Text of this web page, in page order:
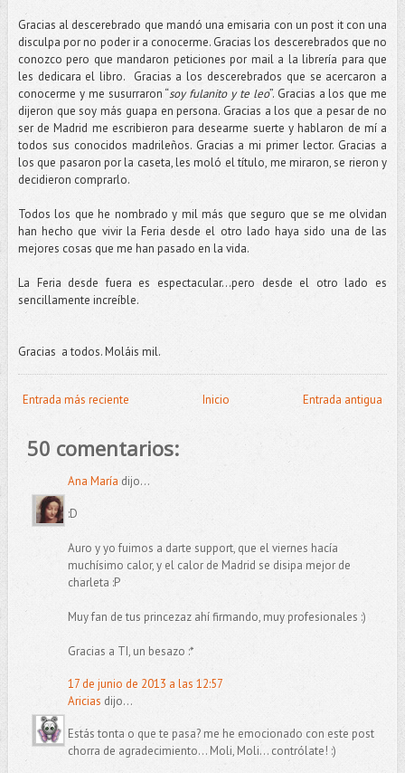
Gracias al descerebrado que mandó una emisaria con un post it con una
disculpa por no poder ir a conocerme. Gracias los descerebrados que no
conozco pero que mandaron peticiones por mail a la librería para que
les dedicara el libro. Gracias a los descerebrados que se acercaron a
conocerme y me susurraron “soy fulanito y te leo”. Gracias a los que me
dijeron que soy más guapa en persona. Gracias a los que a pesar de no
ser de Madrid me escribieron para desearme suerte y hablaron de mí a
todos sus conocidos madrileños. Gracias a mi primer lector. Gracias a
los que pasaron por la caseta, les moló el título, me miraron, se rieron y
decidieron comprarlo.
Todos los que he nombrado y mil más que seguro que se me olvidan
han hecho que vivir la Feria desde el otro lado haya sido una de las
mejores cosas que me han pasado en la vida.
La Feria desde fuera es espectacular…pero desde el otro lado es
sencillamente increíble.
Gracias a todos. Moláis mil.
Entrada más reciente Entrada antigua
Inicio
50 comentarios:
Ana María dijo...
:D
Auro y yo fuimos a darte support, que el viernes hacía
muchísimo calor, y el calor de Madrid se disipa mejor de
charleta :P
Muy fan de tus princezaz ahí firmando, muy profesionales :)
Gracias a TI, un besazo :*
17 de junio de 2013 a las 12:57
Aricias dijo...
Estás tonta o que te pasa? me he emocionado con este post
chorra de agradecimiento... Moli, Moli... contrólate! :)